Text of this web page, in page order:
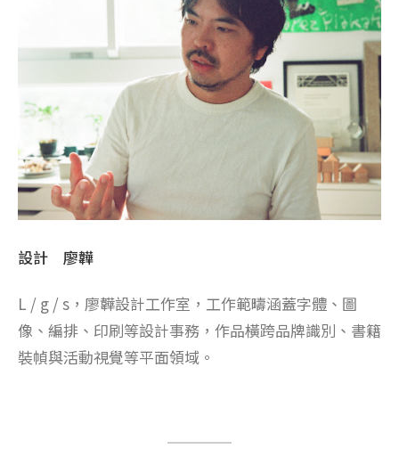
設計 廖韡
L / g / s，廖韡設計工作室，工作範疇涵蓋字體、圖
像、編排、印刷等設計事務，作品橫跨品牌識別、書籍
裝幀與活動視覺等平面領域。